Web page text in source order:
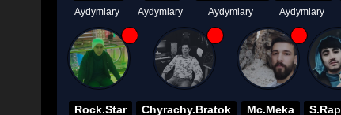
Aydymlary Aydymlary Aydymlary Aydymlary
Rock.Star Chyrachy.Bratok Mc.Meka